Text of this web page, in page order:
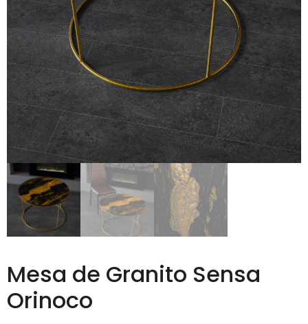
Mesa de Granito Sensa
Orinoco